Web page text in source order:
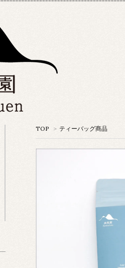
TOP > ティーバッグ商品